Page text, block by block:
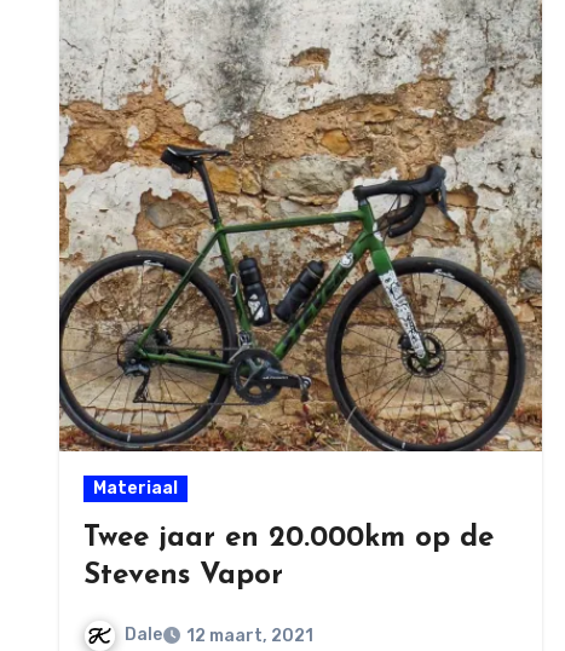
Materiaal
Twee jaar en 20.000km op de
Stevens Vapor
Dale 12 maart, 2021